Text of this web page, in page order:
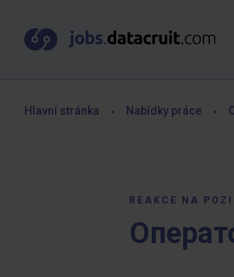
Hlavní stránka Nabídky práce
REAKCE NA